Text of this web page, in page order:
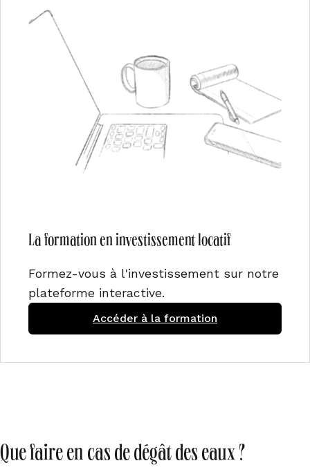
La formation en investissement locatif
Formez-vous à l'investissement sur notre
plateforme interactive.
Accéder à la formation
Que faire en cas de dégât des eaux ?